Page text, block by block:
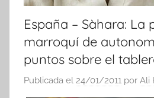
España – Sàhara: La
marroquí de
puntos sobre el
Publicada el 24/01/2011 por Ali